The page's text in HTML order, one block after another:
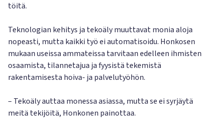
töitä.
Teknologian kehitys ja tekoäly muuttavat monia aloja
nopeasti, mutta kaikki työ ei automatisoidu. Honkosen
mukaan useissa ammateissa tarvitaan edelleen ihmisten
osaamista, tilannetajua ja fyysistä tekemistä
rakentamisesta hoiva- ja palvelutyöhön.
– Tekoäly auttaa monessa asiassa, mutta se ei syrjäytä
meitä tekijöitä, Honkonen painottaa.